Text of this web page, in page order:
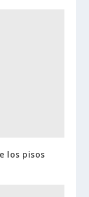
los pisos